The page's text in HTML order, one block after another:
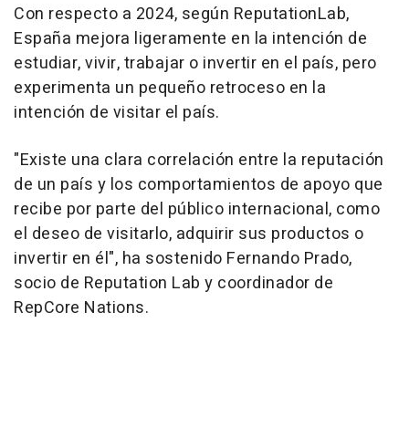
Con respecto a 2024, según ReputationLab,
España mejora ligeramente en la intención de
estudiar, vivir, trabajar o invertir en el país, pero
experimenta un pequeño retroceso en la
intención de visitar el país.
"Existe una clara correlación entre la reputación
de un país y los comportamientos de apoyo que
recibe por parte del público internacional, como
el deseo de visitarlo, adquirir sus productos o
invertir en él", ha sostenido Fernando Prado,
socio de Reputation Lab y coordinador de
RepCore Nations.